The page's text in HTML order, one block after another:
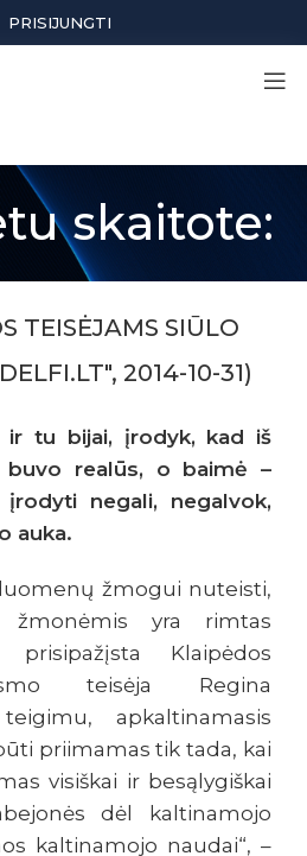
PRISIJUNGTI
skaitote:
TEISĖJAMS SIŪLO
2014-10-31)
ir tu bijai, įrodyk, kad iš
buvo realūs, o baimė –
negali, negalvok,
auka.
žmogui nuteisti,
yra rimtas
prisipažįsta Klaipėdos
teisėja Regina
apkaltinamasis
priimamas tik tada, kai
visiškai ir besąlygiškai
dėl kaltinamojo
kaltinamojo naudai“, –